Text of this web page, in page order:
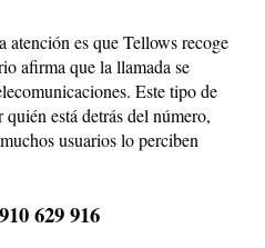
atención es que Tellows recoge
afirma que la llamada se
Este tipo de
está detrás del número,
usuarios lo perciben
629 916